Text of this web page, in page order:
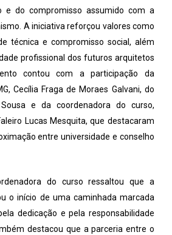
e do compromisso assumido com a
A iniciativa reforçou valores como
técnica e compromisso social, além
profissional dos futuros arquitetos
contou com a participação da
Cecília Fraga de Moraes Galvani, do
e da coordenadora do curso,
Lucas Mesquita, que destacaram
entre universidade e conselho
do curso ressaltou que a
o início de uma caminhada marcada
dedicação e pela responsabilidade
destacou que a parceria entre o